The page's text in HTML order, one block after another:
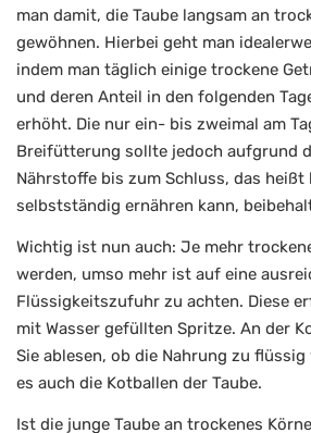
man damit, die Taube langsam an
gewöhnen. Hierbei geht man
indem man täglich einige trockene
und deren Anteil in den folgenden
erhöht. Die nur ein- bis zweimal am
Breifütterung sollte jedoch aufgrund
Nährstoffe bis zum Schluss, das heißt
selbstständig ernähren kann,
Wichtig ist nun auch: Je mehr
werden, umso mehr ist auf eine
Flüssigkeitszufuhr zu achten. Diese
mit Wasser gefüllten Spritze. An der
Sie ablesen, ob die Nahrung zu
es auch die Kotballen der Taube.
Ist die junge Taube an trockenes